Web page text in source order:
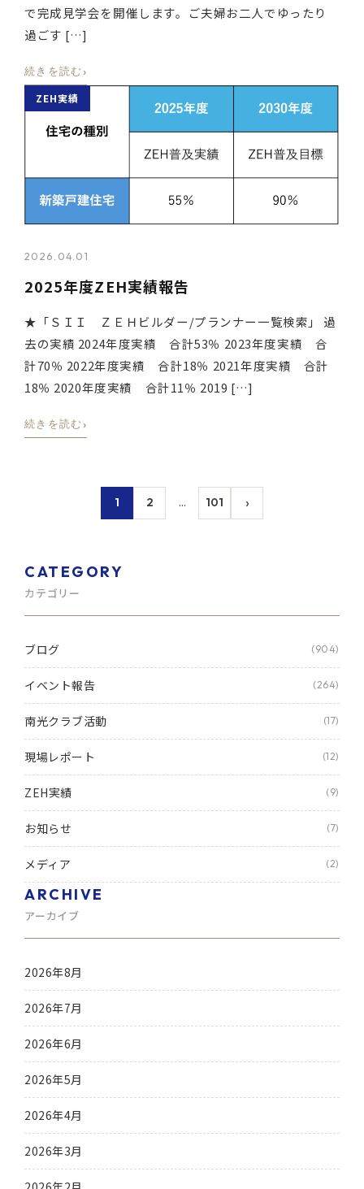
で完成見学会を開催します。ご夫婦お二人でゆったり
過ごす […]
続きを読む ›
ZEH実績
2026.04.01
2025年度ZEH実績報告
★「ＳＩＩ ＺＥＨビルダー/プランナー一覧検索」 過
去の実績 2024年度実績 合計53％ 2023年度実績 合
計70％ 2022年度実績 合計18％ 2021年度実績 合計
18％ 2020年度実績 合計11％ 2019 […]
続きを読む ›
1 2 … 101 ›
CATEGORY
カテゴリー
ブログ (904)
イベント報告 (264)
南光クラブ活動 (17)
現場レポート (12)
ZEH実績 (9)
お知らせ (7)
メディア (2)
ARCHIVE
アーカイブ
2026年8月
2026年7月
2026年6月
2026年5月
2026年4月
2026年3月